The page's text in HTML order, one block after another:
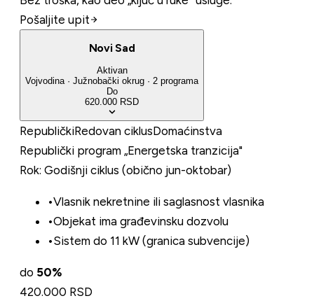
Pošaljite upit
Novi Sad
Aktivan
Vojvodina · Južnobački okrug · 2 programa
Do
620.000 RSD
RepubličkiRedovan ciklusDomaćinstva
Republički program „Energetska tranzicija"
Rok: Godišnji ciklus (obično jun-oktobar)
•Vlasnik nekretnine ili saglasnost vlasnika
•Objekat ima građevinsku dozvolu
•Sistem do 11 kW (granica subvencije)
do 50%
420.000 RSD